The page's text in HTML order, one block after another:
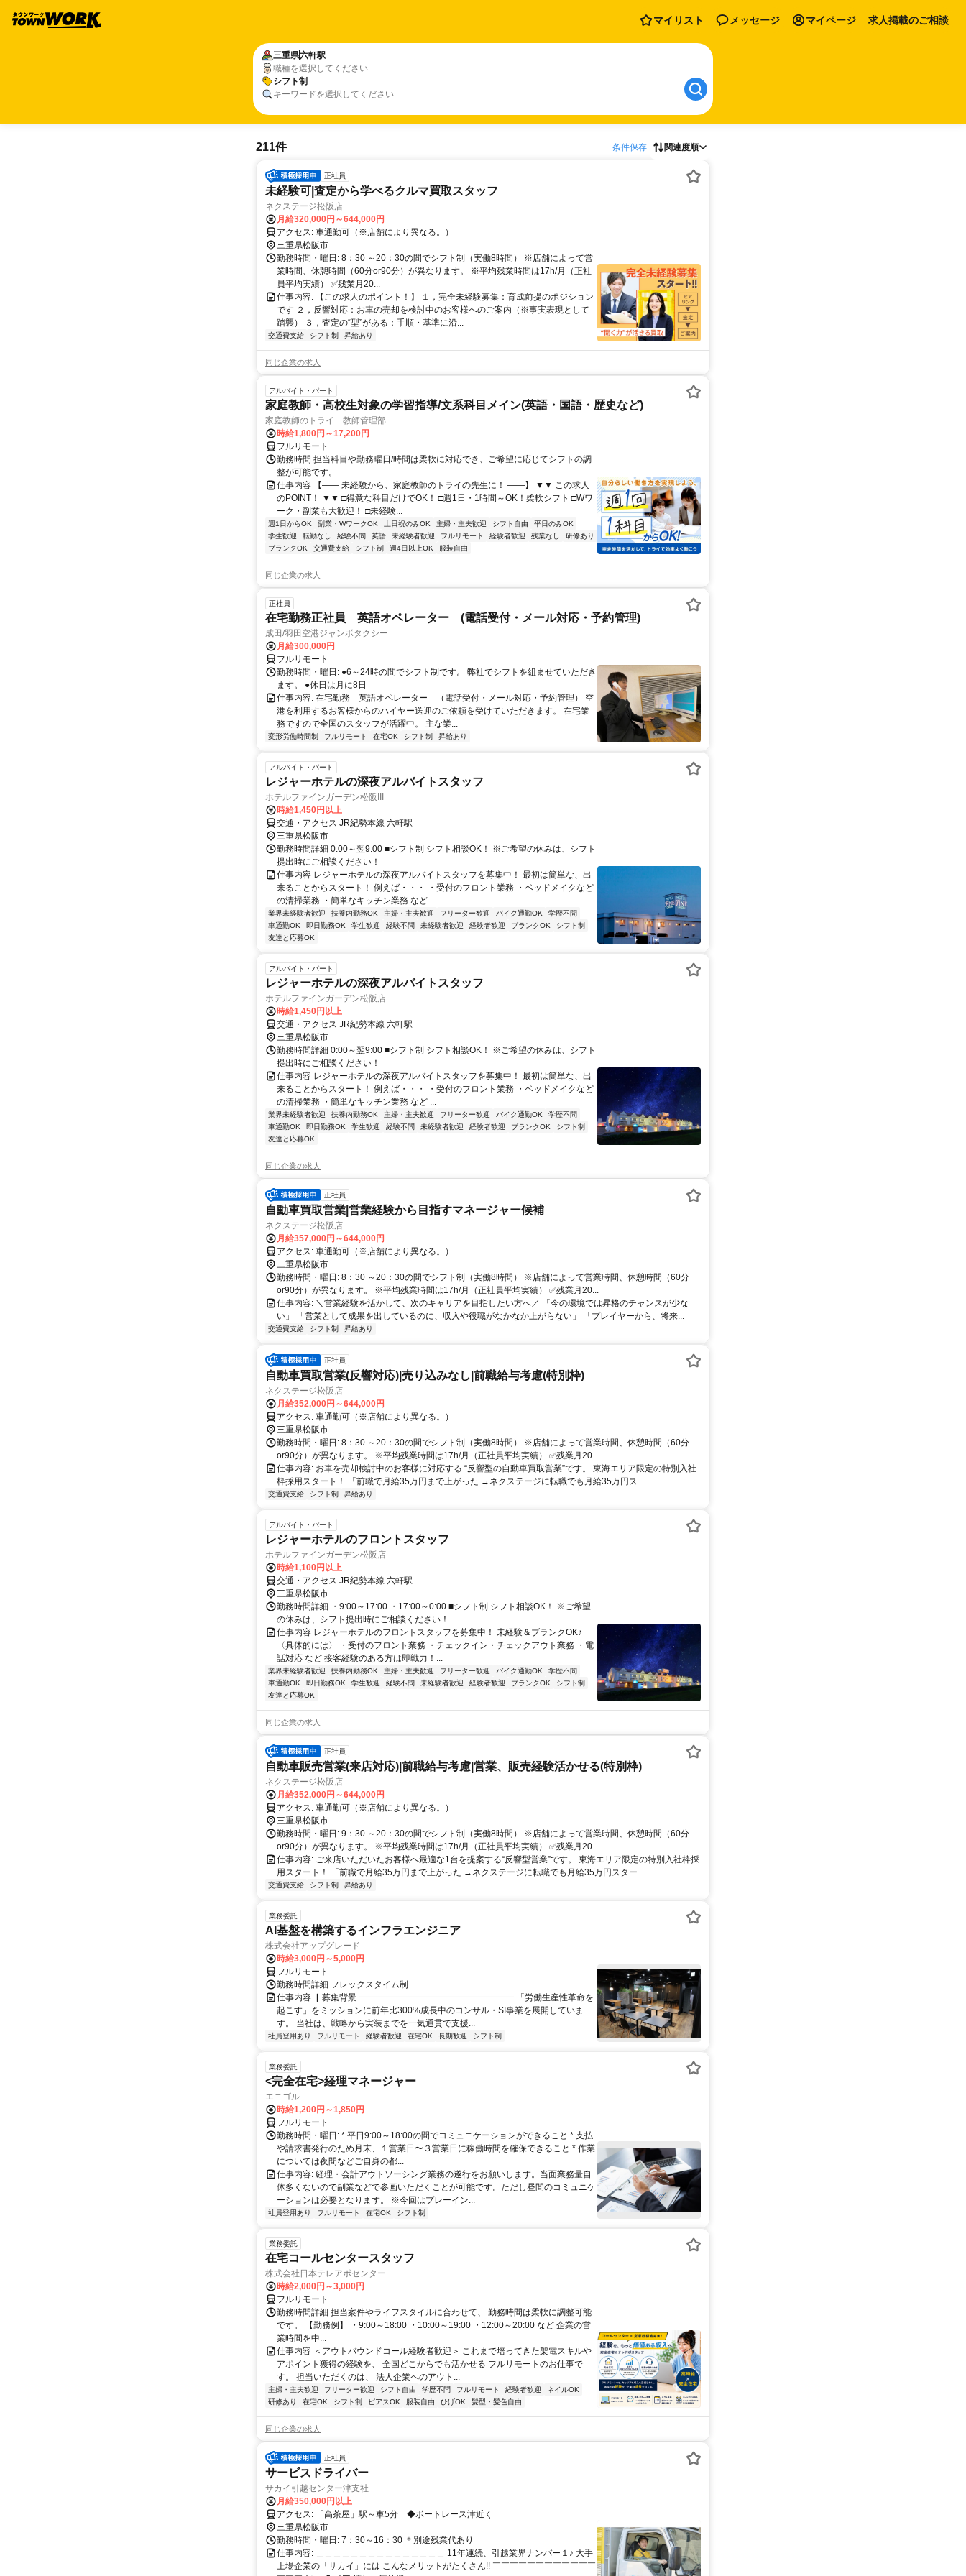
マイリスト メッセージ マイページ 求人掲載のご相談
三重県六軒駅
職種を選択してください
シフト制
キーワードを選択してください
211件 条件保存 関連度順
正社員
未経験可|査定から学べるクルマ買取スタッフ
ネクステージ松阪店
月給320,000円～644,000円
アクセス: 車通勤可（※店舗により異なる。）
三重県松阪市
勤務時間・曜日: 8：30 ～20：30の間でシフト制（実働8時間） ※店舗によって営
業時間、休憩時間（60分or90分）が異なります。 ※平均残業時間は17h/月（正社
員平均実績） ✅残業月20...
仕事内容: 【この求人のポイント！】 １，完全未経験募集：育成前提のポジション
です ２，反響対応：お車の売却を検討中のお客様へのご案内（※事実表現として
踏襲） ３，査定の“型”がある：手順・基準に沿...
交通費支給 シフト制 昇給あり
同じ企業の求人
アルバイト・パート
家庭教師・高校生対象の学習指導/文系科目メイン(英語・国語・歴史など)
家庭教師のトライ 教師管理部
時給1,800円～17,200円
フルリモート
勤務時間 担当科目や勤務曜日/時間は柔軟に対応でき、ご希望に応じてシフトの調
整が可能です。
仕事内容 【―― 未経験から、家庭教師のトライの先生に！ ――】 ▼▼ この求人
のPOINT！ ▼▼ □得意な科目だけでOK！ □週1日・1時間～OK！柔軟シフト □Wワ
ーク・副業も大歓迎！ □未経験...
週1日からOK 副業・WワークOK 土日祝のみOK 主婦・主夫歓迎 シフト自由
平日のみOK
学生歓迎
転勤なし 経験不問 英語 未経験者歓迎 フルリモート 経験者歓迎 残業なし
研修あり
ブランクOK
交通費支給 シフト制 週4日以上OK 服装自由
同じ企業の求人
正社員
在宅勤務正社員 英語オペレーター (電話受付・メール対応・予約管理)
成田/羽田空港ジャンボタクシー
月給300,000円
フルリモート
勤務時間・曜日: ●6～24時の間でシフト制です。 弊社でシフトを組ませていただき
ます。 ●休日は月に8日
仕事内容: 在宅勤務 英語オペレーター （電話受付・メール対応・予約管理） 空
港を利用するお客様からのハイヤー送迎のご依頼を受けていただきます。 在宅業
務ですので全国のスタッフが活躍中。 主な業...
変形労働時間制 フルリモート 在宅OK シフト制 昇給あり
アルバイト・パート
レジャーホテルの深夜アルバイトスタッフ
ホテルファインガーデン松阪III
時給1,450円以上
交通・アクセス JR紀勢本線 六軒駅
三重県松阪市
勤務時間詳細 0:00～翌9:00 ■シフト制 シフト相談OK！ ※ご希望の休みは、シフト
提出時にご相談ください！
仕事内容 レジャーホテルの深夜アルバイトスタッフを募集中！ 最初は簡単な、出
来ることからスタート！ 例えば・・・ ・受付のフロント業務 ・ベッドメイクなど
の清掃業務 ・簡単なキッチン業務 など ...
業界未経験者歓迎 扶養内勤務OK 主婦・主夫歓迎 フリーター歓迎 バイク通勤OK
学歴不問
車通勤OK
即日勤務OK 学生歓迎 経験不問 未経験者歓迎 経験者歓迎 ブランクOK
シフト制
友達と応募OK
アルバイト・パート
レジャーホテルの深夜アルバイトスタッフ
ホテルファインガーデン松阪店
時給1,450円以上
交通・アクセス JR紀勢本線 六軒駅
三重県松阪市
勤務時間詳細 0:00～翌9:00 ■シフト制 シフト相談OK！ ※ご希望の休みは、シフト
提出時にご相談ください！
仕事内容 レジャーホテルの深夜アルバイトスタッフを募集中！ 最初は簡単な、出
来ることからスタート！ 例えば・・・ ・受付のフロント業務 ・ベッドメイクなど
の清掃業務 ・簡単なキッチン業務 など ...
業界未経験者歓迎 扶養内勤務OK 主婦・主夫歓迎 フリーター歓迎 バイク通勤OK
学歴不問
車通勤OK
即日勤務OK 学生歓迎 経験不問 未経験者歓迎 経験者歓迎 ブランクOK
シフト制
友達と応募OK
同じ企業の求人
正社員
自動車買取営業|営業経験から目指すマネージャー候補
ネクステージ松阪店
月給357,000円～644,000円
アクセス: 車通勤可（※店舗により異なる。）
三重県松阪市
勤務時間・曜日: 8：30 ～20：30の間でシフト制（実働8時間） ※店舗によって営業時間、休憩時間（60分
or90分）が異なります。 ※平均残業時間は17h/月（正社員平均実績） ✅残業月20...
仕事内容: ＼営業経験を活かして、次のキャリアを目指したい方へ／ 「今の環境では昇格のチャンスが少な
い」 「営業として成果を出しているのに、収入や役職がなかなか上がらない」 「プレイヤーから、将来...
交通費支給 シフト制 昇給あり
正社員
自動車買取営業(反響対応)|売り込みなし|前職給与考慮(特別枠)
ネクステージ松阪店
月給352,000円～644,000円
アクセス: 車通勤可（※店舗により異なる。）
三重県松阪市
勤務時間・曜日: 8：30 ～20：30の間でシフト制（実働8時間） ※店舗によって営業時間、休憩時間（60分
or90分）が異なります。 ※平均残業時間は17h/月（正社員平均実績） ✅残業月20...
仕事内容: お車を売却検討中のお客様に対応する “反響型の自動車買取営業”です。 東海エリア限定の特別入社
枠採用スタート！ 「前職で月給35万円まで上がった →ネクステージに転職でも月給35万円ス...
交通費支給 シフト制 昇給あり
アルバイト・パート
レジャーホテルのフロントスタッフ
ホテルファインガーデン松阪店
時給1,100円以上
交通・アクセス JR紀勢本線 六軒駅
三重県松阪市
勤務時間詳細 ・9:00～17:00 ・17:00～0:00 ■シフト制 シフト相談OK！ ※ご希望
の休みは、シフト提出時にご相談ください！
仕事内容 レジャーホテルのフロントスタッフを募集中！ 未経験＆ブランクOK♪
〈具体的には〉 ・受付のフロント業務 ・チェックイン・チェックアウト業務 ・電
話対応 など 接客経験のある方は即戦力！...
業界未経験者歓迎 扶養内勤務OK 主婦・主夫歓迎 フリーター歓迎 バイク通勤OK
学歴不問
車通勤OK
即日勤務OK 学生歓迎 経験不問 未経験者歓迎 経験者歓迎 ブランクOK
シフト制
友達と応募OK
同じ企業の求人
正社員
自動車販売営業(来店対応)|前職給与考慮|営業、販売経験活かせる(特別枠)
ネクステージ松阪店
月給352,000円～644,000円
アクセス: 車通勤可（※店舗により異なる。）
三重県松阪市
勤務時間・曜日: 9：30 ～20：30の間でシフト制（実働8時間） ※店舗によって営業時間、休憩時間（60分
or90分）が異なります。 ※平均残業時間は17h/月（正社員平均実績） ✅残業月20...
仕事内容: ご来店いただいたお客様へ最適な1台を提案する“反響型営業”です。 東海エリア限定の特別入社枠採
用スタート！ 「前職で月給35万円まで上がった →ネクステージに転職でも月給35万円スター...
交通費支給 シフト制 昇給あり
業務委託
AI基盤を構築するインフラエンジニア
株式会社アップグレード
時給3,000円～5,000円
フルリモート
勤務時間詳細 フレックスタイム制
仕事内容 ▏募集背景 ━━━━━━━━━━━━━━━━━━ 「労働生産性革命を
起こす」をミッションに前年比300%成長中のコンサル・SI事業を展開していま
す。 当社は、戦略から実装までを一気通貫で支援...
社員登用あり フルリモート 経験者歓迎 在宅OK 長期歓迎 シフト制
業務委託
<完全在宅>経理マネージャー
エニゴル
時給1,200円～1,850円
フルリモート
勤務時間・曜日: * 平日9:00～18:00の間でコミュニケーションができること * 支払
や請求書発行のため月末、１営業日〜３営業日に稼働時間を確保できること * 作業
については夜間などご自身の都...
仕事内容: 経理・会計アウトソーシング業務の遂行をお願いします。当面業務量自
体多くないので副業などで参画いただくことが可能です。ただし昼間のコミュニケ
ーションは必要となります。 ※今回はプレーイン...
社員登用あり フルリモート 在宅OK シフト制
業務委託
在宅コールセンタースタッフ
株式会社日本テレアポセンター
時給2,000円～3,000円
フルリモート
勤務時間詳細 担当案件やライフスタイルに合わせて、 勤務時間は柔軟に調整可能
です。 【勤務例】 ・9:00～18:00 ・10:00～19:00 ・12:00～20:00 など 企業の営
業時間を中...
仕事内容 ＜アウトバウンドコール経験者歓迎＞ これまで培ってきた架電スキルや
アポイント獲得の経験を、 全国どこからでも活かせる フルリモートのお仕事で
す。 担当いただくのは、 法人企業へのアウト...
主婦・主夫歓迎 フリーター歓迎 シフト自由 学歴不問 フルリモート 経験者歓迎
ネイルOK
研修あり
在宅OK シフト制 ピアスOK 服装自由 ひげOK 髪型・髪色自由
同じ企業の求人
正社員
サービスドライバー
サカイ引越センター津支社
月給350,000円以上
アクセス: 「高茶屋」駅～車5分 ◆ボートレース津近く
三重県松阪市
勤務時間・曜日: 7：30～16：30 ＊別途残業代あり
仕事内容: ＿＿＿＿＿＿＿＿＿＿＿＿＿＿＿ 11年連続、引越業界ナンバー１♪ 大手
上場企業の「サカイ」には こんなメリットがたくさん!! ￣￣￣￣￣￣￣￣￣￣￣￣